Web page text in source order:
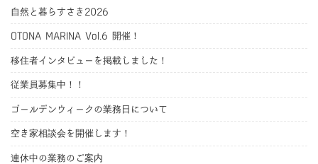
自然と暮らすさき2026
OTONA MARINA Vol.6 開催！
移住者インタビューを掲載しました！
従業員募集中！！
ゴールデンウィークの業務日について
空き家相談会を開催します！
連休中の業務のご案内